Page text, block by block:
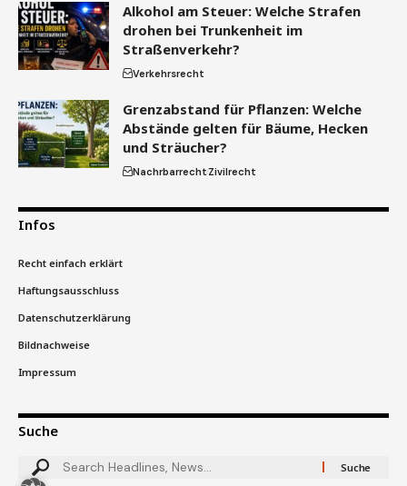
Alkohol am Steuer: Welche Strafen
drohen bei Trunkenheit im
Straßenverkehr?
Verkehrsrecht
Grenzabstand für Pflanzen: Welche
Abstände gelten für Bäume, Hecken
und Sträucher?
NachrbarrechtZivilrecht
Infos
Recht einfach erklärt
Haftungsausschluss
Datenschutzerklärung
Bildnachweise
Impressum
Suche